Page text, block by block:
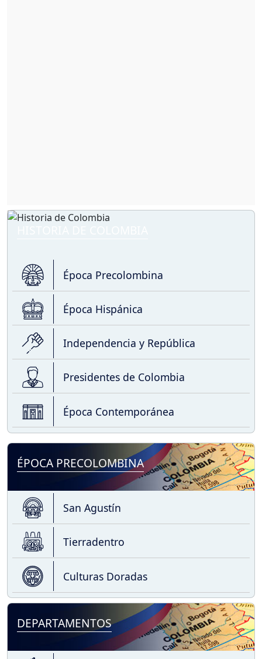
Época Precolombina
Época Hispánica
Independencia y República
Presidentes de Colombia
Época Contemporánea
ÉPOCA PRECOLOMBINA
San Agustín
Tierradentro
Culturas Doradas
DEPARTAMENTOS